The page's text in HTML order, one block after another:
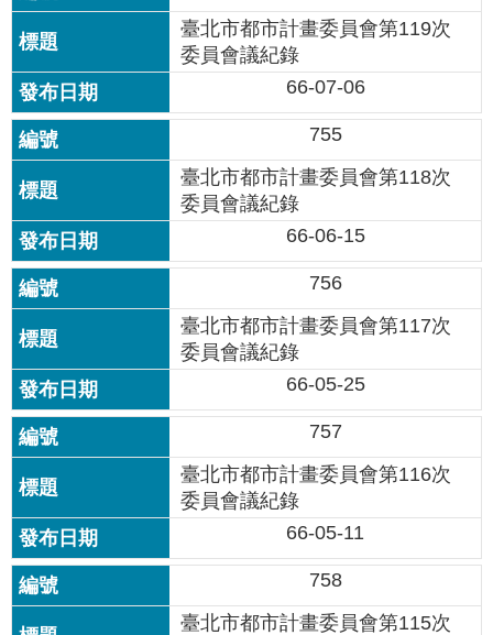
安
全
策
臺北市都市計畫委員會第119次
委員會議紀錄
66-07-06
755
臺北市都市計畫委員會第118次
委員會議紀錄
66-06-15
756
臺北市都市計畫委員會第117次
委員會議紀錄
66-05-25
757
臺北市都市計畫委員會第116次
委員會議紀錄
66-05-11
758
臺北市都市計畫委員會第115次